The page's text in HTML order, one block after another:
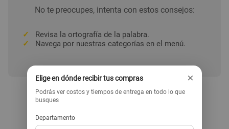
No te preocupes, intenta con estos consejos:
✓
Revisa la ortografía de la palabra.
✓
Navega por nuestras categorías en el menú.
Elige en dónde recibir tus compras ×
Podrás ver costos y tiempos de entrega en todo lo que
busques
Departamento